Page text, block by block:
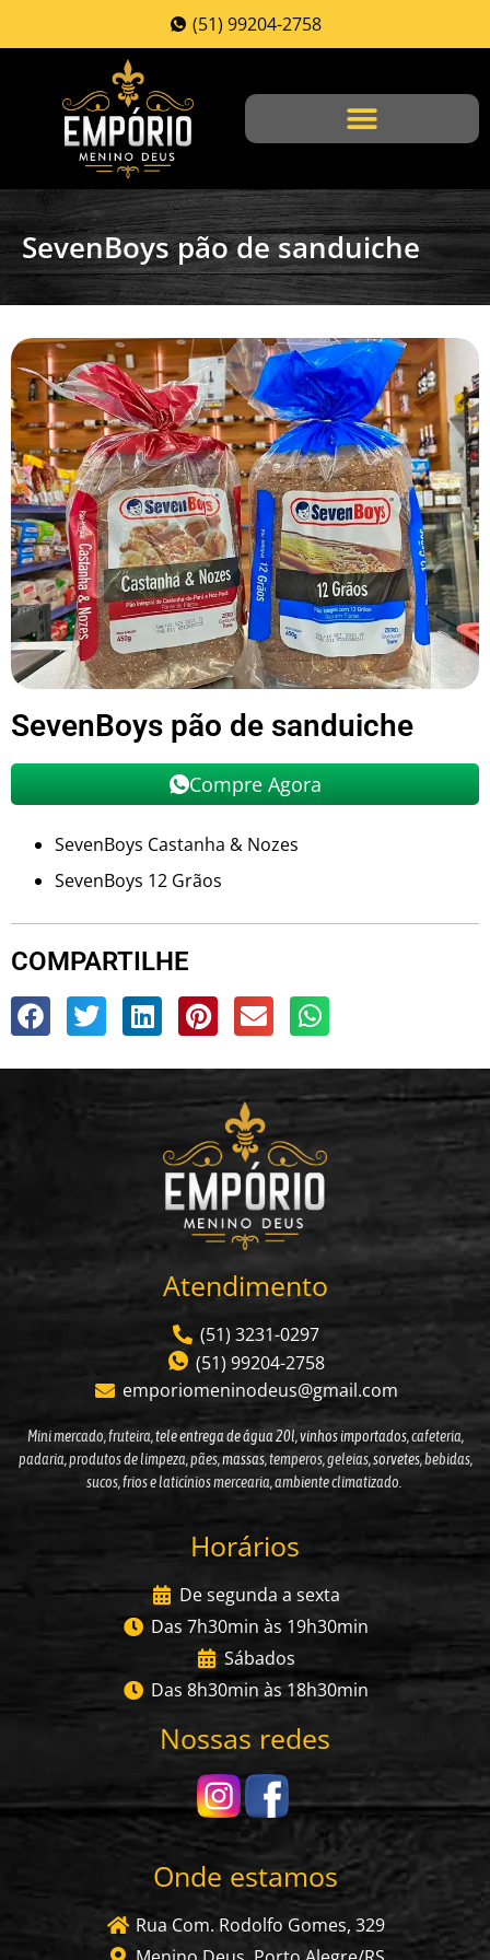
(51) 99204-2758
SevenBoys pão de sanduiche
SevenBoys pão de sanduiche
Compre Agora
SevenBoys Castanha & Nozes
SevenBoys 12 Grãos
COMPARTILHE
Atendimento
(51) 3231-0297
(51) 99204-2758
emporiomeninodeus@gmail.com
Mini mercado, fruteira,tele entrega de água 20l,vinhos importados, cafeteria,
padaria, produtos de limpeza, pães,massas, temperos, geleias,sorvetes, bebidas,
sucos, frios e laticínios mercearia, ambiente climatizado.
Horários
De segunda a sexta
Das 7h30min às 19h30min
Sábados
Das 8h30min às 18h30min
Nossas redes
Onde estamos
Rua Com. Rodolfo Gomes, 329